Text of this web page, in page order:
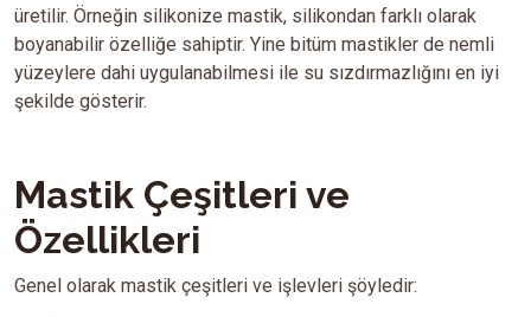
üretilir. Örneğin silikonize mastik, silikondan farklı olarak
boyanabilir özelliğe sahiptir. Yine bitüm mastikler de nemli
yüzeylere dahi uygulanabilmesi ile su sızdırmazlığını en iyi
şekilde gösterir.
Mastik Çeşitleri ve
Özellikleri
Genel olarak mastik çeşitleri ve işlevleri şöyledir: